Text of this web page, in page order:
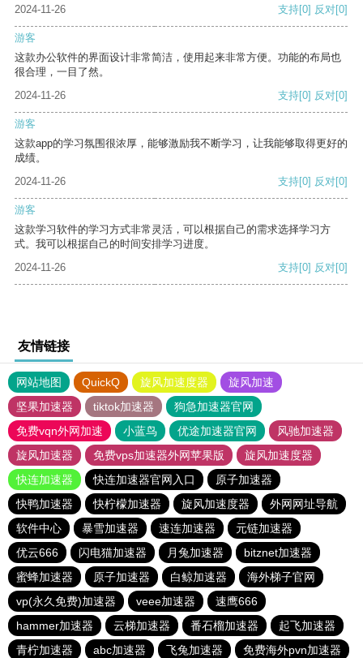
2024-11-26 支持[0] 反对[0]
游客
这款办公软件的界面设计非常简洁，使用起来非常方便。功能的布局也
很合理，一目了然。
2024-11-26
支持[0] 反对[0]
游客
这款app的学习氛围很浓厚，能够激励我不断学习，让我能够取得更好的
成绩。
2024-11-26
支持[0] 反对[0]
游客
这款学习软件的学习方式非常灵活，可以根据自己的需求选择学习方
式。我可以根据自己的时间安排学习进度。
2024-11-26
支持[0] 反对[0]
友情链接
网站地图 QuickQ 旋风加速度器
旋风加速
坚果加速器
tiktok加速器
狗急加速器官网
免费vqn外网加速
小蓝鸟 优途加速器官网
风驰加速器
旋风加速器
免费vps加速器外网苹果版
旋风加速度器
快连加速器
快连加速器官网入口
原子加速器
快鸭加速器
快柠檬加速器 旋风加速度器
外网网址导航
软件中心
暴雪加速器 速连加速器
元链加速器
优云666
闪电猫加速器 月兔加速器
bitznet加速器
蜜蜂加速器
原子加速器 白鲸加速器
海外梯子官网
vp(永久免费)加速器
veee加速器
速鹰666
hammer加速器
云梯加速器 番石榴加速器
起飞加速器
青柠加速器
abc加速器 飞兔加速器 免费海外pvn加速器